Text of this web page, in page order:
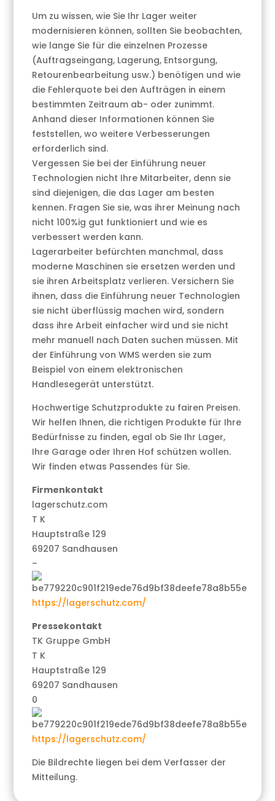
Um zu wissen, wie Sie Ihr Lager weiter
modernisieren können, sollten Sie beobachten,
wie lange Sie für die einzelnen Prozesse
(Auftragseingang, Lagerung, Entsorgung,
Retourenbearbeitung usw.) benötigen und wie
die Fehlerquote bei den Aufträgen in einem
bestimmten Zeitraum ab- oder zunimmt.
Anhand dieser Informationen können Sie
feststellen, wo weitere Verbesserungen
erforderlich sind.
Vergessen Sie bei der Einführung neuer
Technologien nicht Ihre Mitarbeiter, denn sie
sind diejenigen, die das Lager am besten
kennen. Fragen Sie sie, was ihrer Meinung nach
nicht 100%ig gut funktioniert und wie es
verbessert werden kann.
Lagerarbeiter befürchten manchmal, dass
moderne Maschinen sie ersetzen werden und
sie ihren Arbeitsplatz verlieren. Versichern Sie
ihnen, dass die Einführung neuer Technologien
sie nicht überflüssig machen wird, sondern
dass ihre Arbeit einfacher wird und sie nicht
mehr manuell nach Daten suchen müssen. Mit
der Einführung von WMS werden sie zum
Beispiel von einem elektronischen
Handlesegerät unterstützt.
Hochwertige Schutzprodukte zu fairen Preisen.
Wir helfen Ihnen, die richtigen Produkte für Ihre
Bedürfnisse zu finden, egal ob Sie Ihr Lager,
Ihre Garage oder Ihren Hof schützen wollen.
Wir finden etwas Passendes für Sie.
Firmenkontakt
lagerschutz.com
T K
Hauptstraße 129
69207 Sandhausen
–
https://lagerschutz.com/
Pressekontakt
TK Gruppe GmbH
T K
Hauptstraße 129
69207 Sandhausen
0
https://lagerschutz.com/
Die Bildrechte liegen bei dem Verfasser der
Mitteilung.